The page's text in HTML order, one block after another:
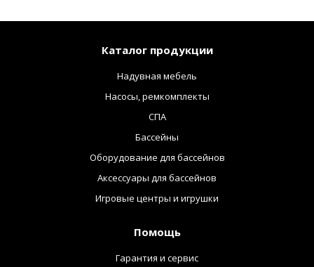
Каталог продукции
Надувная мебель
Насосы, ремкомплекты
СПА
Бассейны
Оборудование для бассейнов
Аксессуары для бассейнов
Игровые центры и игрушки
Помощь
Гарантия и сервис